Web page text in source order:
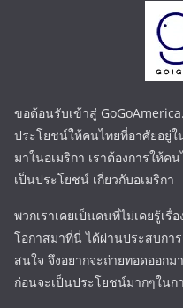
ขอต้อนรับเข้าสู่
ประโยชน์ให้คนไทยที่อาศัยอยู่ใ
มาในอเมริกา เราต้องการให้ค
เป็นประโยชน์ เกี่ยวกับอเมริกา
พวกเราเคยเป็นคนที่ไม่เคยรู้เรื่
โอกาสมาที่นี่ ได้ผ่านประสบกา
สนใจ จึงอยากจะถ่ายทอดออก
ก่อนจะเป็นประโยชน์มากๆในก